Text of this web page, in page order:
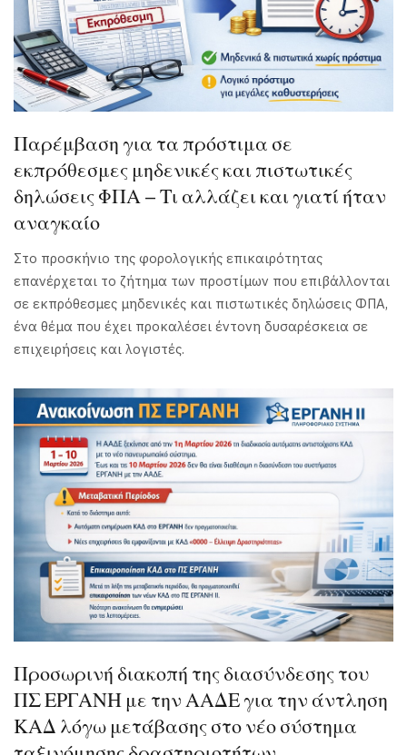
Παρέμβαση για τα πρόστιμα σε
εκπρόθεσμες μηδενικές και πιστωτικές
δηλώσεις ΦΠΑ – Τι αλλάζει και γιατί ήταν
αναγκαίο
Στο προσκήνιο της φορολογικής επικαιρότητας
επανέρχεται το ζήτημα των προστίμων που επιβάλλονται
σε εκπρόθεσμες μηδενικές και πιστωτικές δηλώσεις ΦΠΑ,
ένα θέμα που έχει προκαλέσει έντονη δυσαρέσκεια σε
επιχειρήσεις και λογιστές.
Προσωρινή διακοπή της διασύνδεσης του
ΠΣ ΕΡΓΑΝΗ με την ΑΑΔΕ για την άντληση
ΚΑΔ λόγω μετάβασης στο νέο σύστημα